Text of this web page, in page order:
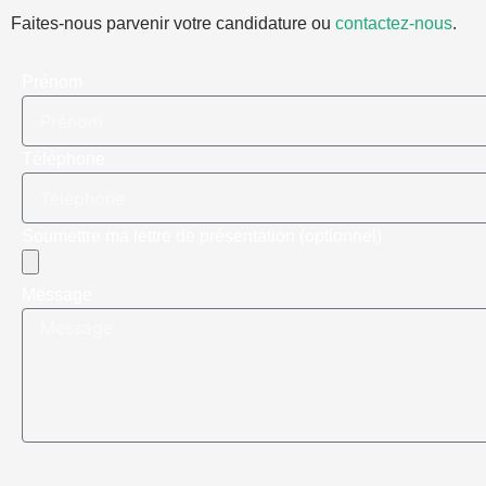
Faites-nous parvenir votre candidature ou contactez-nous.